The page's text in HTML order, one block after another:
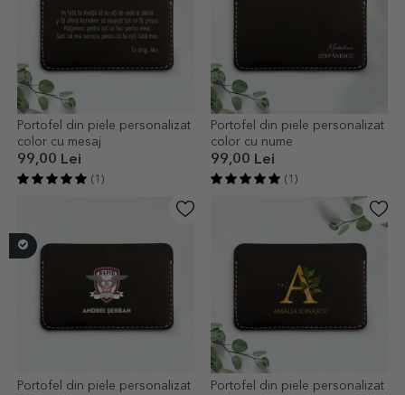
Portofel din piele personalizat
color cu mesaj
99,00 Lei
(1)
Portofel din piele personalizat
color cu nume
99,00 Lei
(1)
Portofel din piele personalizat
Portofel din piele personalizat